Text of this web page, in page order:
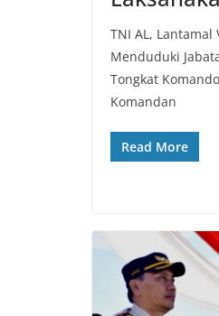
TNI AL, Lantamal
Menduduki
Tongkat
Komandan
Read More